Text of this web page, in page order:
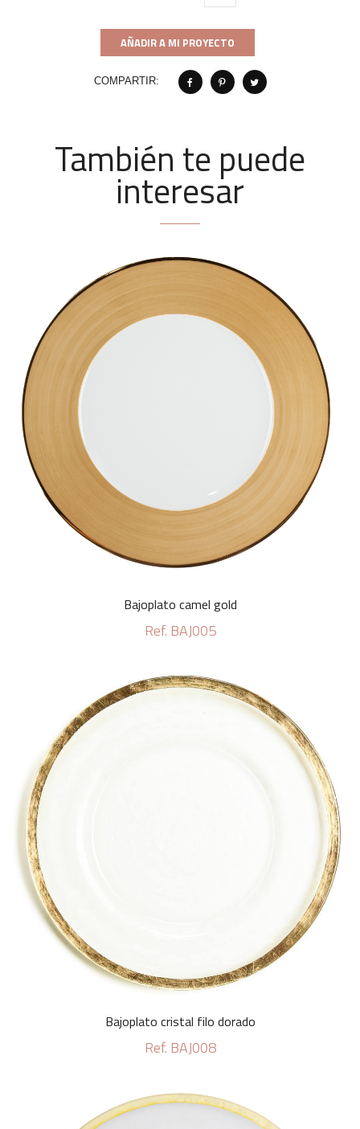
AÑADIR A MI PROYECTO
COMPARTIR:
También te puede
interesar
Bajoplato camel gold
Ref. BAJ005
Bajoplato cristal filo dorado
Ref. BAJ008